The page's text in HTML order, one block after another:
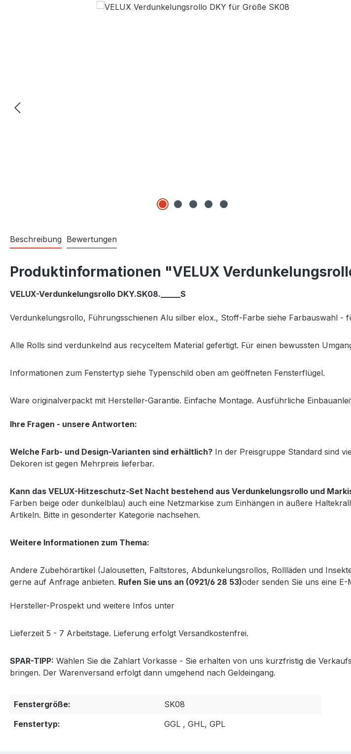
Beschreibung Bewertungen
Produktinformationen "VELUX
VELUX-Verdunkelungsrollo DKY.SK08._____S
Verdunkelungsrollo, Führungsschienen Alu silber elox., Stoff-Farbe siehe Farbauswahl -
Alle Rolls sind verdunkelnd aus recyceltem Material gefertigt. Für einen bewussten
Informationen zum Fenstertyp siehe Typenschild oben am geöffneten Fensterflügel.
Ware originalverpackt mit Hersteller-Garantie. Einfache Montage. Ausführliche
Ihre Fragen - unsere Antworten:
Welche Farb- und Design-Varianten sind erhältlich? In der Preisgruppe Standard sind
Dekoren ist gegen Mehrpreis lieferbar.
Kann das VELUX-Hitzeschutz-Set Nacht bestehend aus Verdunkelungsrollo und
Farben beige oder dunkelblau) auch eine Netzmarkise zum Einhängen in äußere
Artikeln. Bitte in gesonderter Kategorie nachsehen.
Weitere Informationen zum Thema:
Andere Zubehörartikel (Jalousetten, Faltstores, Abdunkelungsrollos, Rollläden und
gerne auf Anfrage anbieten. Rufen Sie uns an (0921/6 28 53)oder senden Sie uns eine E-
Hersteller-Prospekt und weitere Infos unter
Lieferzeit 5 - 7 Arbeitstage. Lieferung erfolgt Versandkostenfrei.
SPAR-TIPP: Wählen Sie die Zahlart Vorkasse - Sie erhalten von uns kurzfristig die
bringen. Der Warenversand erfolgt dann umgehend nach Geldeingang.
Fenstergröße:
SK08
Fenstertyp:
GGL , GHL, GPL